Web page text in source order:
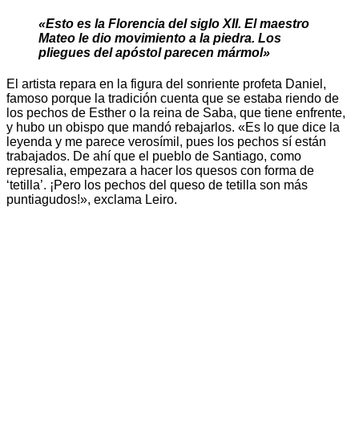
«Esto es la Florencia del siglo XII. El maestro
Mateo le dio movimiento a la piedra. Los
pliegues del apóstol parecen mármol»
El artista repara en la figura del sonriente profeta Daniel,
famoso porque la tradición cuenta que se estaba riendo de
los pechos de Esther o la reina de Saba, que tiene enfrente,
y hubo un obispo que mandó rebajarlos. «Es lo que dice la
leyenda y me parece verosímil, pues los pechos sí están
trabajados. De ahí que el pueblo de Santiago, como
represalia, empezara a hacer los quesos con forma de
‘tetilla’. ¡Pero los pechos del queso de tetilla son más
puntiagudos!», exclama Leiro.